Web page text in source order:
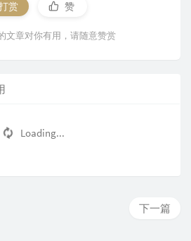
赏 赞
文章对你有用，请随意赞赏
Loading...
下一篇